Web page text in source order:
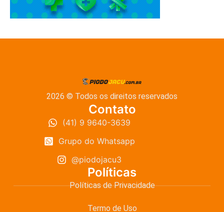
2026 © Todos os direitos reservados
Contato
(41) 9 9640-3639
Grupo do Whatsapp
@piodojacu3
Políticas
Políticas de Privacidade
Termo de Uso